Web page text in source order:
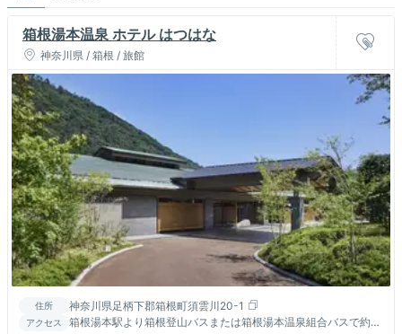
箱根湯本温泉 ホテル はつはな
神奈川県 / 箱根 / 旅館
住所 神奈川県足柄下郡箱根町須雲川20-1
アクセス
箱根湯本駅より箱根登山バスまたは箱根湯本温泉組合バスで約10